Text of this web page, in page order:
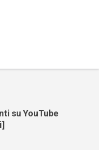
su YouTube